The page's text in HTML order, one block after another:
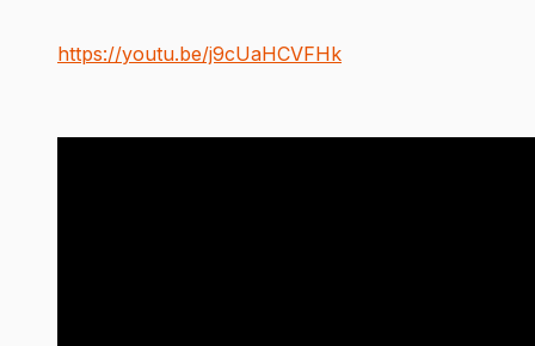
https://youtu.be/j9cUaHCVFHk